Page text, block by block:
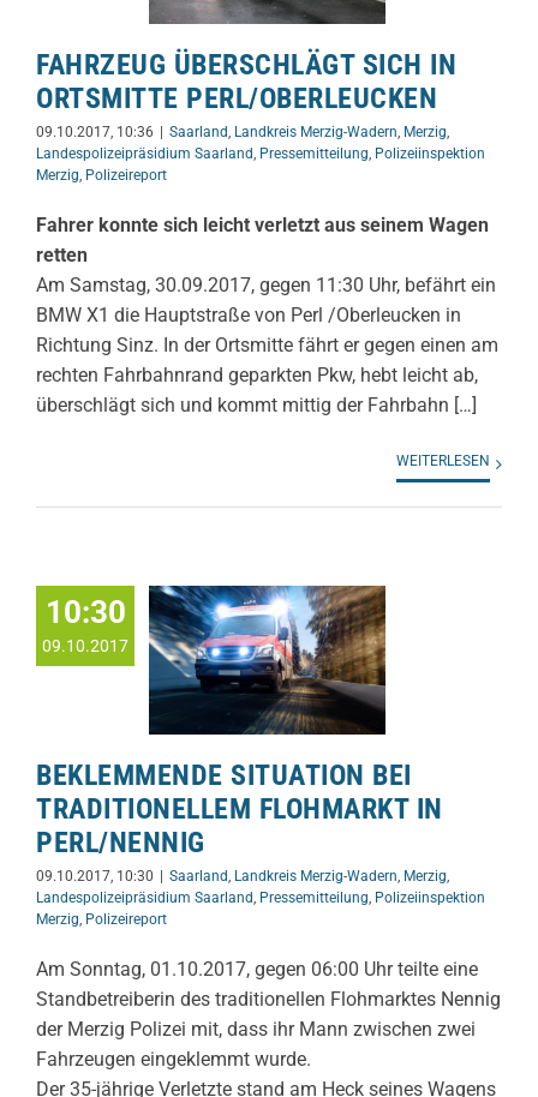
FAHRZEUG ÜBERSCHLÄGT SICH IN
ORTSMITTE PERL/OBERLEUCKEN
09.10.2017, 10:36 | Saarland, Landkreis Merzig-Wadern, Merzig,
Landespolizeipräsidium Saarland, Pressemitteilung, Polizeiinspektion
Merzig, Polizeireport
Fahrer konnte sich leicht verletzt aus seinem Wagen
retten
Am Samstag, 30.09.2017, gegen 11:30 Uhr, befährt ein
BMW X1 die Hauptstraße von Perl /Oberleucken in
Richtung Sinz. In der Ortsmitte fährt er gegen einen am
rechten Fahrbahnrand geparkten Pkw, hebt leicht ab,
überschlägt sich und kommt mittig der Fahrbahn […]
WEITERLESEN
10:30
09.10.2017
BEKLEMMENDE SITUATION BEI
TRADITIONELLEM FLOHMARKT IN
PERL/NENNIG
09.10.2017, 10:30 Saarland, Landkreis Merzig-Wadern, Merzig,
Landespolizeipräsidium Saarland, Pressemitteilung, Polizeiinspektion
Merzig, Polizeireport
Am Sonntag, 01.10.2017, gegen 06:00 Uhr teilte eine
Standbetreiberin des traditionellen Flohmarktes Nennig
der Merzig Polizei mit, dass ihr Mann zwischen zwei
Fahrzeugen eingeklemmt wurde.
Der 35-jährige Verletzte stand am Heck seines Wagens